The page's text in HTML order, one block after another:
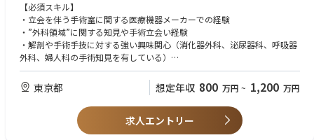
【業務の魅力】
・社会的インパクト：AIの「知能」となり、世界中の手術の安全性を高め
るプロダクトへと昇華されます！
・「現場のプロ」としてのキャリア：臨床知見をテクノロジーに変換する
・医学的知見のさらなる深化：一流の外科医と術式や解剖について深く議
論するため、現場にいた頃よりも専門知識がアップデートされます。
・ビジネススキル：医師との折衝やエンジニアへの要件定義を通じ、どこ
でも通用する高度なディレクション能力が身につきます。
・柔軟で安定した働き方：リモートワーク活用・土日祝休みなど、最先端
【必須スキル】
・立会を伴う手術室に関する医療機器メーカーでの経験
・”外科領域”に関する知見や手術立会い経験
・解剖や手術手技に対する強い興味関心（消化器外科、泌尿器科、呼吸器
外科、婦人科の手術知見を有している）
【歓迎スキル】
・AIなど先端技術への興味関心（データマネジメント経験）
・数名のマネジメント経験
・他部署との連携活動
・英語（中級コミュニケーション）
東京都 想定年収 800 万円 ~ 1,200 万円
求人エントリー